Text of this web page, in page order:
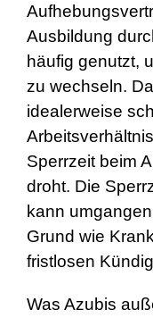
Ausbildung
häufig genutzt,
zu wechseln.
idealerweise
Sperrzeit beim
droht. Die
kann
Grund wie
fristlosen
Was Azubis